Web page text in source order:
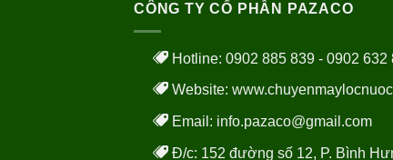
CÔNG TY CỔ PHẦN PAZACO
Hotline: 0902 885 839 - 0902 632
Website:
Email: info.pazaco@gmail.com
Đ/c: 152 đường số 12, P. Bình